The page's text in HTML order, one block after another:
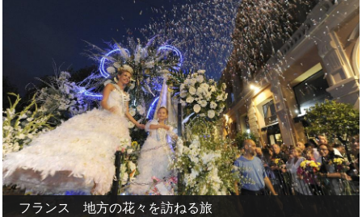
フランス 地方の花々を訪ねる旅